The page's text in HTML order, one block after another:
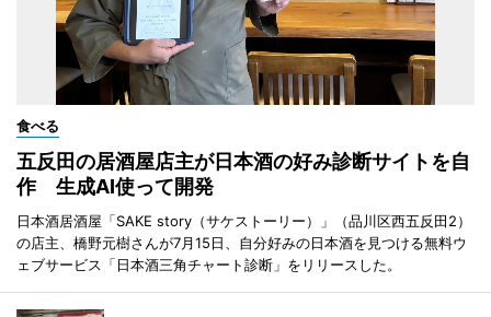
食べる
五反田の居酒屋店主が日本酒の好み診断サイトを自
作 生成AI使って開発
日本酒居酒屋「SAKE story（サケストーリー）」（品川区西五反田2）
の店主、橋野元樹さんが7月15日、自分好みの日本酒を見つける無料ウ
ェブサービス「日本酒三角チャート診断」をリリースした。